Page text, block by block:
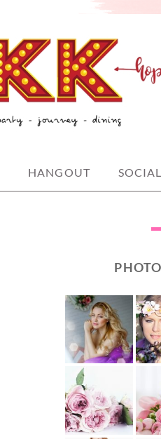
HANGOUT SOCIAL